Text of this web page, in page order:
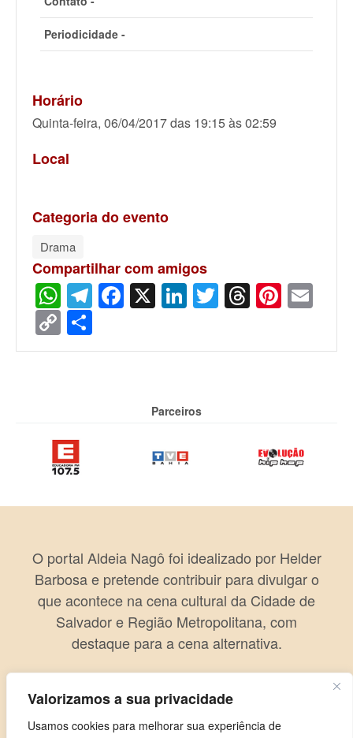
Valorizamos a sua privacidade
Usamos cookies para melhorar sua experiência de
Periodicidade -
Horário
Quinta-feira, 06/04/2017 das 19:15 às 02:59
Local
Categoria do evento
Drama
Compartilhar com amigos
WhatsApp
Telegram
Facebook
X LinkedIn
Twitter
Threads
Copy
Link
Parceiros
O portal Aldeia Nagô foi idealizado por Helder
Barbosa e pretende contribuir para divulgar o
que acontece na cena cultural da Cidade de
Salvador e Região Metropolitana, com
destaque para a cena alternativa.